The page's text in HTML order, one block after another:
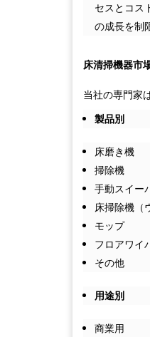
セスとコス
の成長を制
床清掃機器市
当社の専門家
製品別
床磨き機
掃除機
手動スイー
床掃除機（
モップ
フロアワイ
その他
用途別
商業用